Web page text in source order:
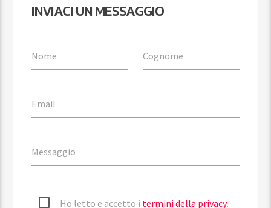
INVIACI UN MESSAGGIO
Nome Cognome
Email
Messaggio
Ho letto e accetto i termini della privacy.